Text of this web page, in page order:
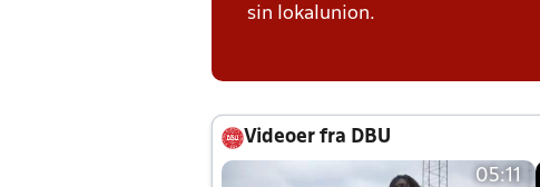
sin lokalunion.
Videoer fra DBU
05:11